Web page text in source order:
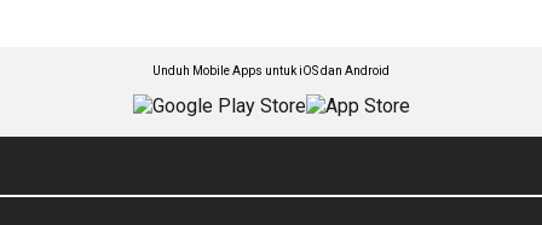
Unduh Mobile Apps untuk iOS dan Android